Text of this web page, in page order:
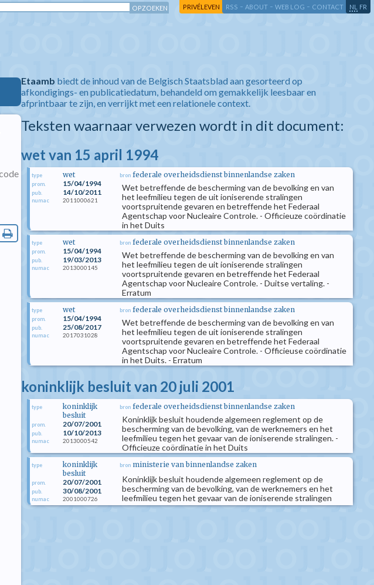
PRIVÉLEVEN RSS - ABOUT - WEB LOG - CONTACT NL FR
Etaamb biedt de inhoud van de Belgisch Staatsblad aan gesorteerd op
afkondigings- en publicatiedatum, behandeld om gemakkelijk leesbaar en
afprintbaar te zijn, en verrijkt met een relationele context.
Teksten waarnaar verwezen wordt in dit document:
wet van 15 april 1994
type wet
prom. 15/04/1994
pub. 14/10/2011
numac 2011000621
bron federale overheidsdienst binnenlandse zaken
Wet betreffende de bescherming van de bevolking en van
het leefmilieu tegen de uit ioniserende stralingen
voortspruitende gevaren en betreffende het Federaal
Agentschap voor Nucleaire Controle. - Officieuze coördinatie
in het Duits
type wet
prom. 15/04/1994
pub. 19/03/2013
numac 2013000145
bron federale overheidsdienst binnenlandse zaken
Wet betreffende de bescherming van de bevolking en van
het leefmilieu tegen de uit ioniserende stralingen
voortspruitende gevaren en betreffende het Federaal
Agentschap voor Nucleaire Controle. - Duitse vertaling. -
Erratum
type wet
prom. 15/04/1994
pub. 25/08/2017
numac 2017031028
bron federale overheidsdienst binnenlandse zaken
Wet betreffende de bescherming van de bevolking en van
het leefmilieu tegen de uit ioniserende stralingen
voortspruitende gevaren en betreffende het Federaal
Agentschap voor Nucleaire Controle. - Officieuse coördinatie
in het Duits. - Erratum
koninklijk besluit van 20 juli 2001
type
koninklijk
besluit
prom. 20/07/2001
pub. 10/10/2013
numac 2013000542
bron federale overheidsdienst binnenlandse zaken
Koninklijk besluit houdende algemeen reglement op de
bescherming van de bevolking, van de werknemers en het
leefmilieu tegen het gevaar van de ioniserende stralingen. -
Officieuze coördinatie in het Duits
type
koninklijk
besluit
prom. 20/07/2001
pub. 30/08/2001
numac 2001000726
bron ministerie van binnenlandse zaken
Koninklijk besluit houdende algemeen reglement op de
bescherming van de bevolking, van de werknemers en het
leefmilieu tegen het gevaar van de ioniserende stralingen